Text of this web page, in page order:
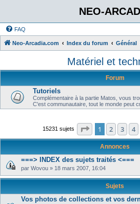
NEO-
FAQ
Neo-Arcadia.com Index du forum Général
Matériel et
Forum
Tutoriels
Complémentaire à la partie Matos, vous
C'est communautaire, tout le monde peut
15231 sujets Page 1sur305
1 2 3 4
Annonces
===> INDEX des sujets traités <===
par Wovou » 18 mars 2007, 16:04
Sujets
Vos photos de collections et vos